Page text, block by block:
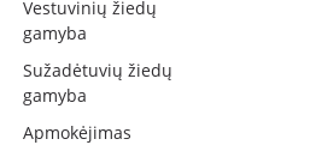
Vestuvinių žiedų
gamyba
Sužadėtuvių žiedų
gamyba
Apmokėjimas